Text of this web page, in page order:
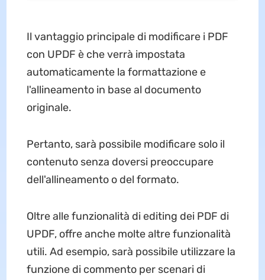
Il vantaggio principale di modificare i PDF
con UPDF è che verrà impostata
automaticamente la formattazione e
l'allineamento in base al documento
originale.
Pertanto, sarà possibile modificare solo il
contenuto senza doversi preoccupare
dell'allineamento o del formato.
Oltre alle funzionalità di editing dei PDF di
UPDF, offre anche molte altre funzionalità
utili. Ad esempio, sarà possibile utilizzare la
funzione di commento per scenari di